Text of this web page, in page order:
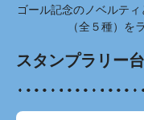
ゴール記念のノベルテ
（全５種）を
スタンプラリー